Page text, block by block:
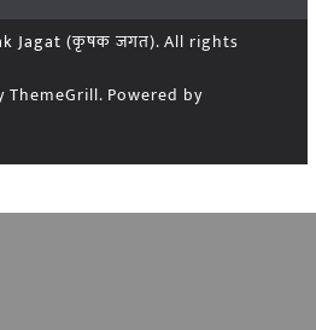
Jagat (कृषक जगत). All rights
ThemeGrill. Powered by